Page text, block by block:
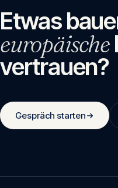
Etwas
europäische
vertrauen?
Gespräch starten